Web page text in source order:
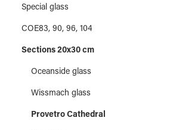
The article pictures show a section of 20 x
Our article pictures do not represent a
reproduction and can be shown differently
Special glass
COE83, 90, 96, 104
Sections 20x30 cm
Oceanside glass
Wissmach glass
Provetro Cathedral